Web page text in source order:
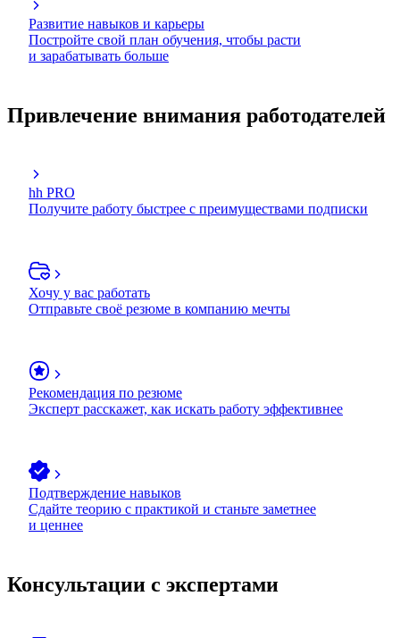
Развитие навыков и карьеры
Постройте свой план обучения, чтобы расти
и зарабатывать больше
Привлечение внимания работодателей
hh PRO
Получите работу быстрее с преимуществами подписки
Хочу у вас работать
Отправьте своё резюме в компанию мечты
Рекомендация по резюме
Эксперт расскажет, как искать работу эффективнее
Подтверждение навыков
Сдайте теорию с практикой и станьте заметнее
и ценнее
Консультации с экспертами